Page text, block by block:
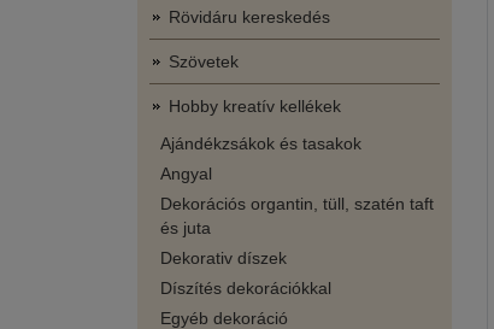
Rövidáru kereskedés
Szövetek
Hobby kreatív kellékek
Ajándékzsákok és tasakok
Angyal
Dekorációs organtin, tüll, szatén taft
és juta
Dekorativ díszek
Díszítés dekorációkkal
Egyéb dekoráció